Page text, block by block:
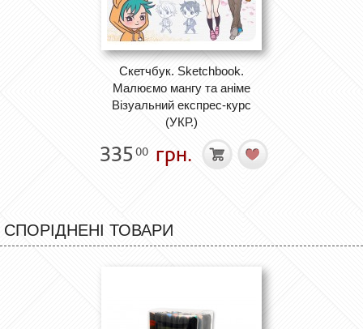
Скетчбук. Sketchbook.
Малюємо мангу та аніме
Візуальний експрес-курс
(УКР.)
335 00 грн.
СПОРІДНЕНІ ТОВАРИ